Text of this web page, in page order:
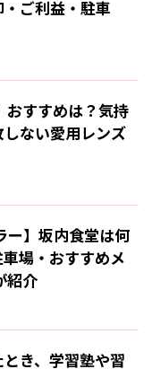
ご利益・駐車
おすすめは？気持
ない愛用レンズ
ー】坂内食堂は何
場・おすすめメ
紹介
とき、学習塾や習